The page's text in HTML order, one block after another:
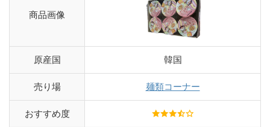
商品画像
原産国 韓国
売り場 麺類コーナー
おすすめ度